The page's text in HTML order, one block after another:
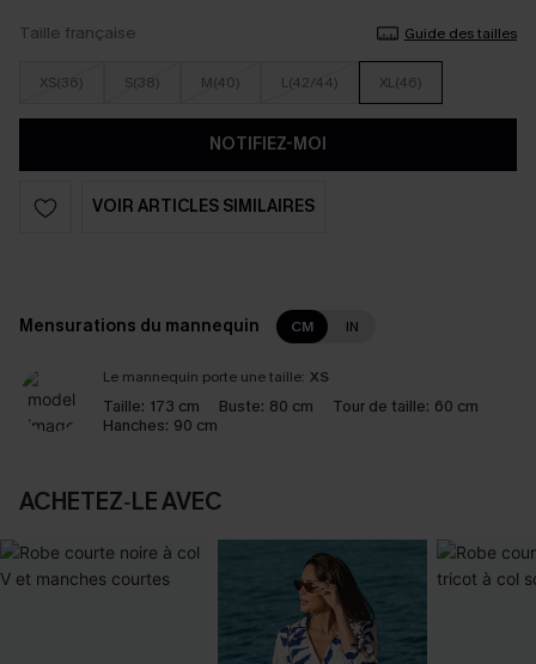
Taille française Guide des tailles
XS(36) S(38) M(40) L(42/44) XL(46)
NOTIFIEZ-MOI
VOIR ARTICLES SIMILAIRES
Mensurations du mannequin CM IN
Le mannequin porte une taille: XS
Taille: 173 cm Buste: 80 cm Tour de taille: 60 cm
Hanches: 90 cm
ACHETEZ‑LE AVEC